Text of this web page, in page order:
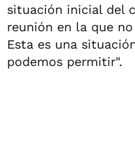
situación inicial del
reunión en la que
Esta es una
podemos permitir".